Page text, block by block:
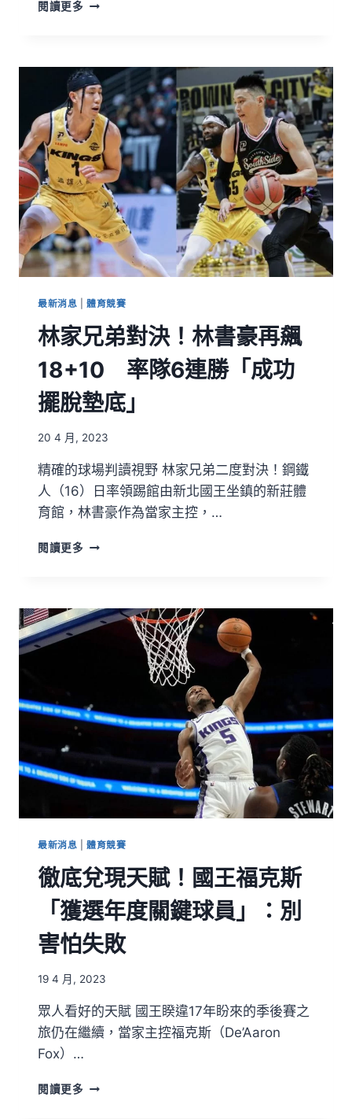
閱讀更多
最新消息 |體育競賽
林家兄弟對決！林書豪再飆
18+10 率隊6連勝「成功
擺脫墊底」
20 4 月, 2023
精確的球場判讀視野 林家兄弟二度對決！鋼鐵
人（16）日率領踢館由新北國王坐鎮的新莊體
育館，林書豪作為當家主控，…
閱讀更多
最新消息 |體育競賽
徹底兌現天賦！國王福克斯
「獲選年度關鍵球員」：別
害怕失敗
19 4 月, 2023
眾人看好的天賦 國王睽違17年盼來的季後賽之
旅仍在繼續，當家主控福克斯（De’Aaron
Fox）…
閱讀更多